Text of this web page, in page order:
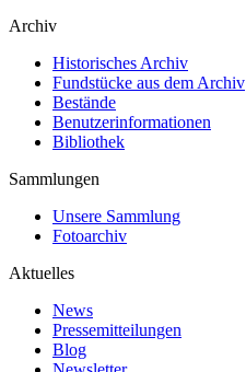
Archiv
Historisches Archiv
Fundstücke aus dem Archiv
Bestände
Benutzerinformationen
Bibliothek
Sammlungen
Unsere Sammlung
Fotoarchiv
Aktuelles
News
Pressemitteilungen
Blog